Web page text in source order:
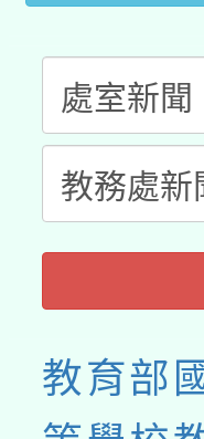
教育部